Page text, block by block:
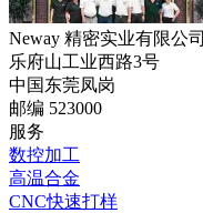
Neway 精密实业有限公司
乐府山工业西路3号
中国东莞凤岗
邮编 523000
服务
数控加工
高温合金
CNC快速打样